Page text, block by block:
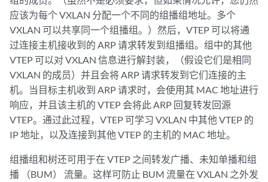
应该为每个 VXLAN 分配一个不同的组播组地址。多个
VXLAN 可以共享同一个组播组。）然后，VTEP 可以将通
过连接主机接收到的 ARP 请求转发到组播组。组中的其他
VTEP 可以对 VXLAN 信息进行解封装，（假设它们是相同
VXLAN 的成员）并且会将 ARP 请求转发到它们连接的主
机。当目标主机收到 ARP 请求时，会使用其 MAC 地址进行
响应，并且该主机的 VTEP 会将此 ARP 回复转发回源
VTEP。通过此过程，VTEP 可学习 VXLAN 中其他 VTEP 的
IP 地址，以及连接到其他 VTEP 的主机的 MAC 地址。
组播组和树还可用于在 VTEP 之间转发广播、未知单播和组
播 （BUM） 流量。这样可防止 BUM 流量在 VXLAN 之外发